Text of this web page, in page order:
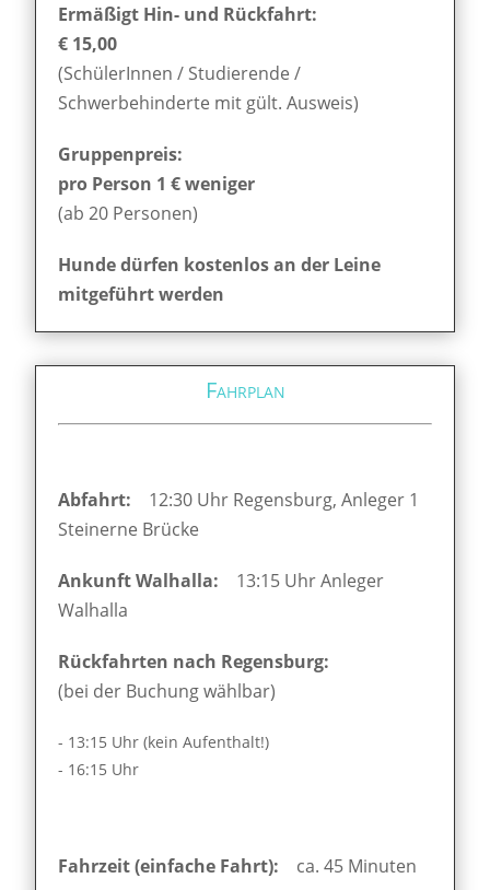
Ermäßigt Hin- und Rückfahrt:
€ 15,00
(SchülerInnen / Studierende /
Schwerbehinderte mit gült. Ausweis)
Gruppenpreis:
pro Person 1 € weniger
(ab 20 Personen)
Hunde dürfen kostenlos an der Leine
mitgeführt werden
Fahrplan
Abfahrt: 12:30 Uhr Regensburg, Anleger 1
Steinerne Brücke
Ankunft Walhalla: 13:15 Uhr Anleger
Walhalla
Rückfahrten nach Regensburg:
(bei der Buchung wählbar)
- 13:15 Uhr (kein Aufenthalt!)
- 16:15 Uhr
Fahrzeit (einfache Fahrt): ca. 45 Minuten